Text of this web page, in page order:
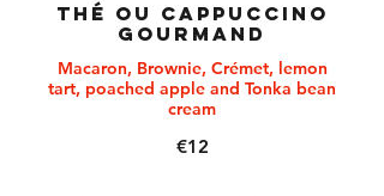
THÉ OU CAPPUCCINO
GOURMAND
Macaron, Brownie, Crémet, lemon
tart, poached apple and Tonka bean
cream
€12